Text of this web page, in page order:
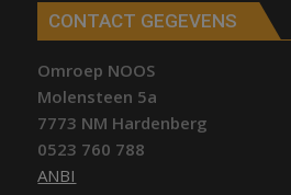
CONTACT GEGEVENS
Omroep NOOS
Molensteen 5a
7773 NM Hardenberg
0523 760 788
ANBI